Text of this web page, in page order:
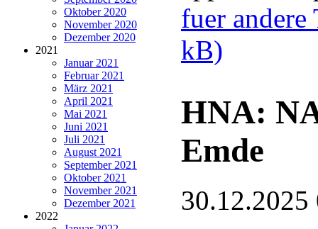
Oktober 2020
November 2020
Dezember 2020
2021
Januar 2021
Februar 2021
März 2021
April 2021
Mai 2021
Juni 2021
Juli 2021
August 2021
September 2021
Oktober 2021
November 2021
Dezember 2021
2022
fuer
kB)
HNA:
Emde
30.12.2025